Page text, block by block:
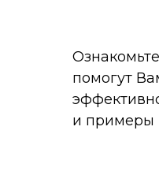
помогут
и примеры